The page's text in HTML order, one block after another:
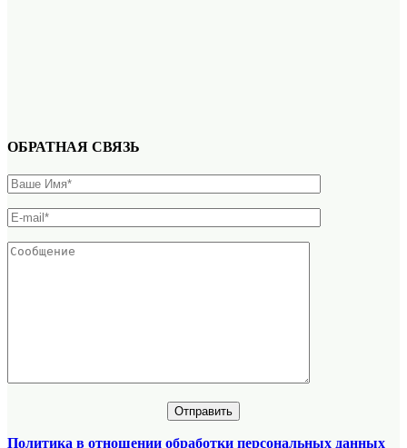
ОБРАТНАЯ СВЯЗЬ
Политика в отношении обработки персональных данных